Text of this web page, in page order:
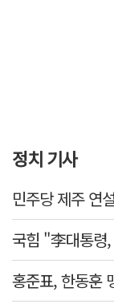
정치 기사